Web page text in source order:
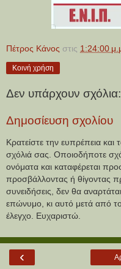
Πέτρος Κάνος στις 1:24:00
Κοινή χρήση
Δεν υπάρχουν σχόλια:
Δημοσίευση σχολίου
Κρατείστε την ευπρέπεια και
σχόλιά σας. Οποιοδήποτε
ονόματα και καταφέρεται
προσβάλλοντας ή θίγοντας
συνειδήσεις, δεν θα
επώνυμο, κι αυτό μετά από
έλεγχο. Ευχαριστώ.
‹